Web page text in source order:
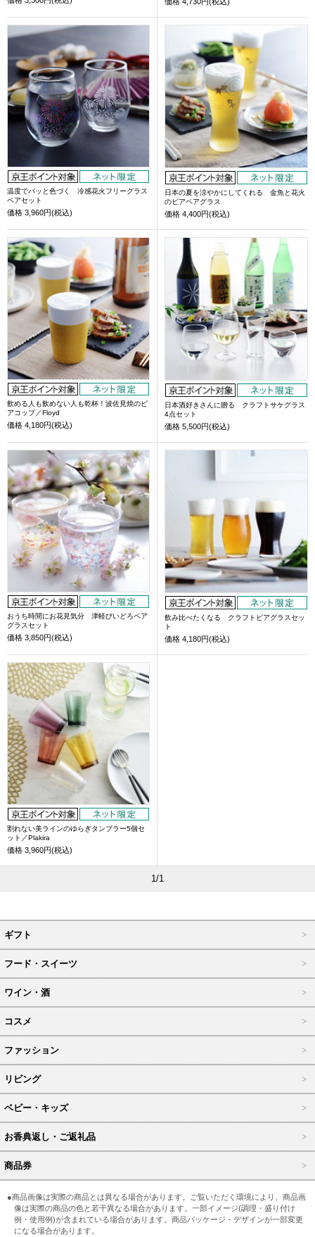
温度でパッと色づく 冷感花火フリーグラス
ペアセット
価格 3,960円(税込)
日本の夏を涼やかにしてくれる 金魚と花火
のビアペアグラス
価格 4,400円(税込)
飲める人も飲めない人も乾杯！波佐見焼のビ
アコップ／Floyd
価格 4,180円(税込)
日本酒好きさんに贈る クラフトサケグラス
4点セット
価格 5,500円(税込)
おうち時間にお花見気分 津軽びいどろペア
グラスセット
価格 3,850円(税込)
飲み比べたくなる クラフトビアグラスセッ
ト
価格 4,180円(税込)
割れない美ラインのゆらぎタンブラー5個セ
ット／Plakira
価格 3,960円(税込)
1/1
ギフト
フード・スイーツ
ワイン・酒
コスメ
ファッション
リビング
ベビー・キッズ
お香典返し・ご返礼品
商品券
●商品画像は実際の商品とは異なる場合があります。ご覧いただく環境により、商品画
像は実際の商品の色と若干異なる場合があります。一部イメージ(調理・盛り付け
例・使用例)が含まれている場合があります。商品パッケージ・デザインが一部変更
になる場合があります。